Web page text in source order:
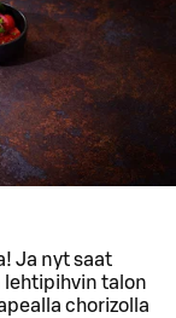
Ja nyt saat
lehtipihvin talon
chorizolla